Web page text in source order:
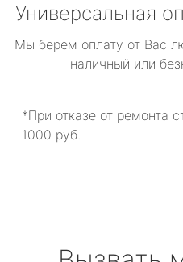
Универсальная
Мы берем оплату от Вас
наличный или
*При отказе от ремонта
1000 руб.